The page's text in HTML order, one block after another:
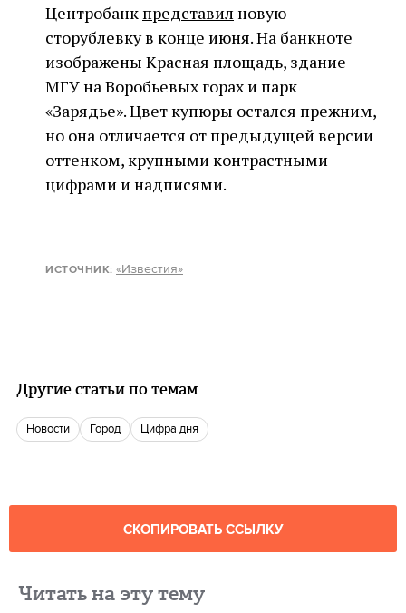
Центробанк представил новую
сторублевку в конце июня. На банкноте
изображены Красная площадь, здание
МГУ на Воробьевых горах и парк
«Зарядье». Цвет купюры остался прежним,
но она отличается от предыдущей версии
оттенком, крупными контрастными
цифрами и надписями.
ИСТОЧНИК: «Известия»
Другие статьи по темам
новости город цифра дня
СКОПИРОВАТЬ ССЫЛКУ
Читать на эту тему